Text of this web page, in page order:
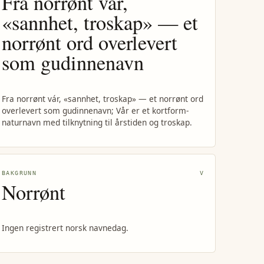
«sannhet, troskap» — et
norrønt ord overlevert
som gudinnenavn
Fra norrønt vár, «sannhet, troskap» — et norrønt ord
overlevert som gudinnenavn; Vår er et kortform-
naturnavn med tilknytning til årstiden og troskap.
BAKGRUNN V
Norrønt
Ingen registrert norsk navnedag.